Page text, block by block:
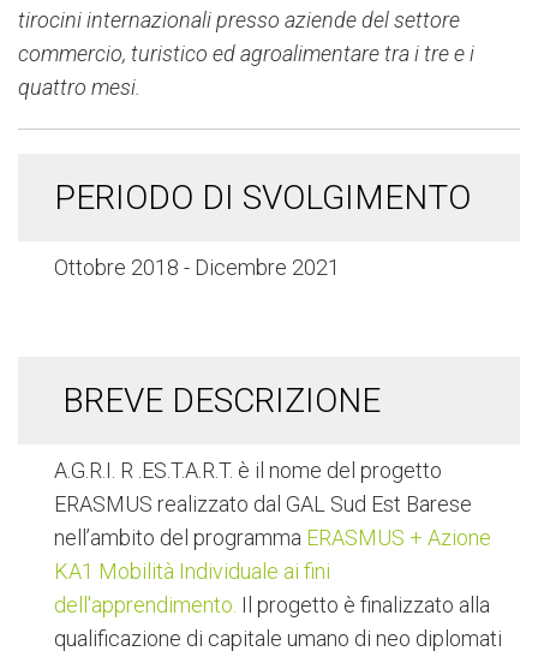
tirocini internazionali presso aziende del settore
commercio, turistico ed agroalimentare tra i tre e i
quattro mesi.
PERIODO DI SVOLGIMENTO
Ottobre 2018 - Dicembre 2021
BREVE DESCRIZIONE
A.G.R.I. R .ES.T.A.R.T. è il nome del progetto
ERASMUS realizzato dal GAL Sud Est Barese
nell’ambito del programma ERASMUS + Azione
KA1 Mobilità Individuale ai fini
dell'apprendimento. Il progetto è finalizzato alla
qualificazione di capitale umano di neo diplomati